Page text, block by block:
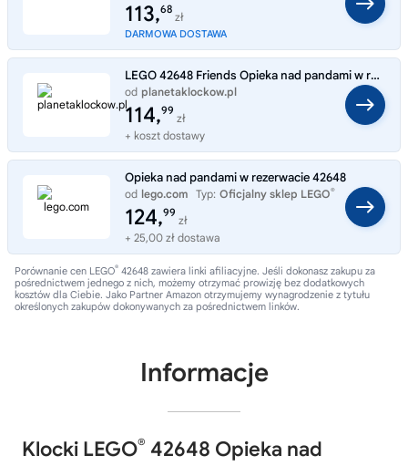
113,68
zł
DARMOWA DOSTAWA
LEGO 42648 Friends Opieka nad pandami w rezerwacie
od planetaklockow.pl
Typ: Sklep internetowy
114,99
zł
+ koszt dostawy
Opieka nad pandami w rezerwacie 42648
od lego.com Typ: Oficjalny sklep LEGO®
124,99
zł
+ 25,00 zł dostawa
Porównanie cen LEGO® 42648 zawiera linki afiliacyjne. Jeśli dokonasz zakupu za
pośrednictwem jednego z nich, możemy otrzymać prowizję bez dodatkowych
kosztów dla Ciebie. Jako Partner Amazon otrzymujemy wynagrodzenie z tytułu
określonych zakupów dokonywanych za pośrednictwem linków.
Informacje
Klocki LEGO® 42648 Opieka nad